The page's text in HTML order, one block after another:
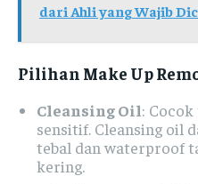
dari Ahli yang Wajib
Pilihan Make Up
Cleansing Oil:
sensitif. Cleansing oil
tebal dan waterproof
kering.